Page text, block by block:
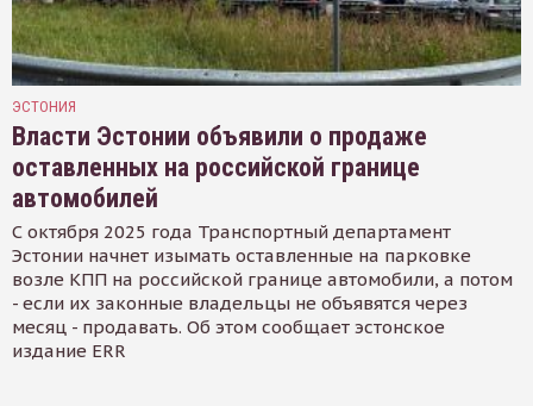
ЭСТОНИЯ
Власти Эстонии объявили о продаже
оставленных на российской границе
автомобилей
С октября 2025 года Транспортный департамент
Эстонии начнет изымать оставленные на парковке
возле КПП на российской границе автомобили, а потом
- если их законные владельцы не объявятся через
месяц - продавать. Об этом сообщает эстонское
издание ERR